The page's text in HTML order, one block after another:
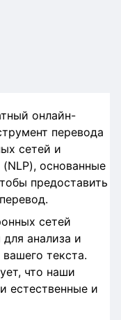
онлайн-
перевода
сетей и
основанные
предоставить
сетей
анализа и
текста.
что наши
естественные и